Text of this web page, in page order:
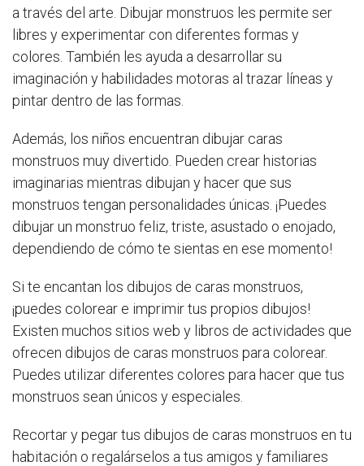
a través del arte. Dibujar monstruos les permite ser
libres y experimentar con diferentes formas y
colores. También les ayuda a desarrollar su
imaginación y habilidades motoras al trazar líneas y
pintar dentro de las formas.
Además, los niños encuentran dibujar caras
monstruos muy divertido. Pueden crear historias
imaginarias mientras dibujan y hacer que sus
monstruos tengan personalidades únicas. ¡Puedes
dibujar un monstruo feliz, triste, asustado o enojado,
dependiendo de cómo te sientas en ese momento!
Si te encantan los dibujos de caras monstruos,
¡puedes colorear e imprimir tus propios dibujos!
Existen muchos sitios web y libros de actividades que
ofrecen dibujos de caras monstruos para colorear.
Puedes utilizar diferentes colores para hacer que tus
monstruos sean únicos y especiales.
Recortar y pegar tus dibujos de caras monstruos en tu
habitación o regalárselos a tus amigos y familiares